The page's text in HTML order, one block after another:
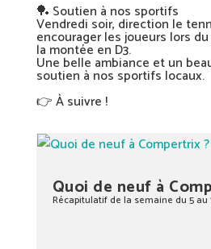
🏓 Soutien à nos sportifs
Vendredi soir, direction le
encourager les joueurs lors
la montée en D3.
Une belle ambiance et un
soutien à nos sportifs locaux.
👉 À suivre !
Quoi de neuf à
Récapitulatif de la semaine du 5 au